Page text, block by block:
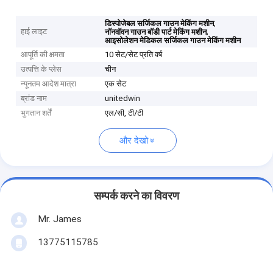
हाई लाइट
डिस्पोजेबल सर्जिकल गाउन मेकिंग मशीन,
नॉनवॉवन गाउन बॉडी पार्ट मेकिंग मशीन,
आइसोलेशन मेडिकल सर्जिकल गाउन मेकिंग मशीन
आपूर्ति की क्षमता
10 सेट/सेट प्रति वर्ष
उत्पत्ति के प्लेस
चीन
न्यूनतम आदेश मात्रा
एक सेट
ब्रांड नाम
unitedwin
भुगतान शर्तें
एल/सी, टी/टी
और देखो
सम्पर्क करने का विवरण
Mr. James
13775115785